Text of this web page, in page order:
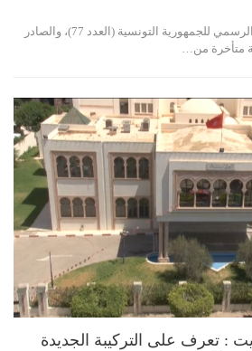
تضمن العدد الأخير من الرائد الرسمي للجمهورية التونسية (العدد 77)، والصادر
: تعرف على التركيبة الجديدة